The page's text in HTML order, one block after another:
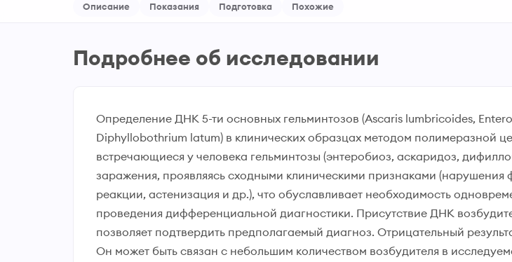
Описание Показания Подготовка Похожие
Подробнее об исследовании
Определение ДНК 5-ти основных гельминтозов (Ascaris lumbricoides,
Diphyllobothrium latum) в клинических образцах методом полимеразной
встречающиеся у человека гельминтозы (энтеробиоз, аскаридоз,
заражения, проявляясь сходными клиническими признаками (нарушения
реакции, астенизация и др.), что обуславливает необходимость
проведения дифференциальной диагностики. Присутствие ДНК
позволяет подтвердить предполагаемый диагноз. Отрицательный
Он может быть связан с небольшим количеством возбудителя в